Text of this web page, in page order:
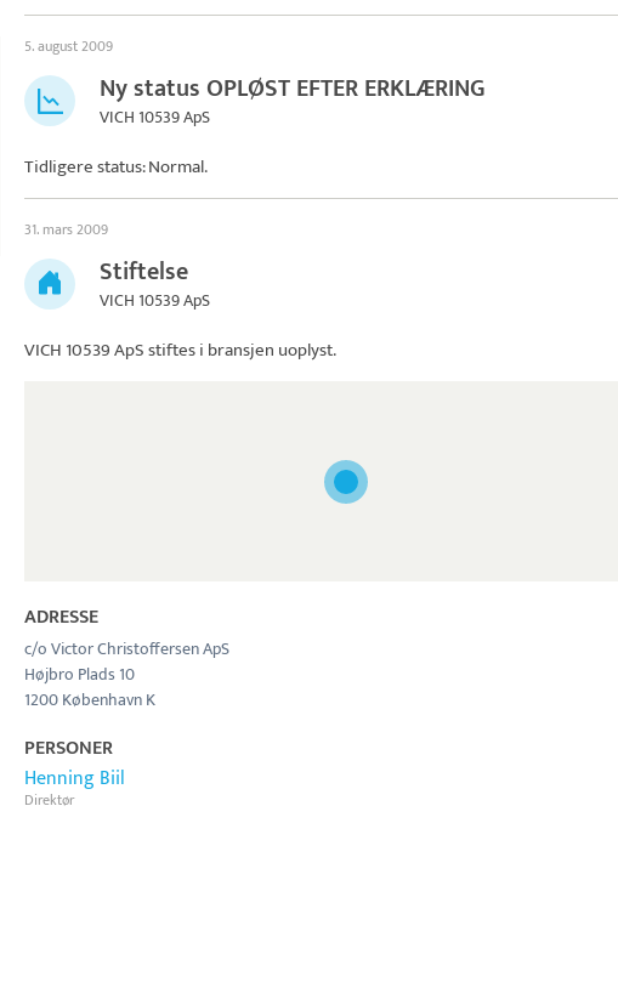
5. august 2009
Ny status OPLØST EFTER ERKLÆRING
VICH 10539 ApS
Tidligere status: Normal.
31. mars 2009
Stiftelse
VICH 10539 ApS
VICH 10539 ApSstiftes i bransjen uoplyst.
ADRESSE
c/o Victor Christoffersen ApS
Højbro Plads 10
1200 København K
PERSONER
Henning Biil
Direktør